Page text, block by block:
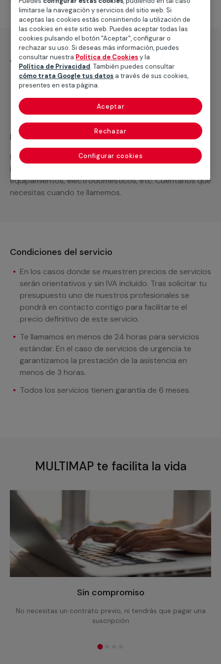
¿Qué incluye?
Desplazamiento
Recuerda que en MULTIMAP
Podemos ofrecer cualquier servicio a medida
incluyendo todo lo que necesites: materiales,
equipamientos, electrodomésticos, etc. Cuéntanos que
necesitas cuando te llamemos.
Condiciones del servicio
En los casos donde se muestren precios de servicios
serán orientativos y sin IVA incluido. Tras solicitar tu
presupuesto uno de nuestros profesionales se
pondrá en contacto contigo para facilitarte el
precio definitivo de este servicio.
Te llamamos en menos de 24 horas para servicios
estándar. En el caso de servicios de urgencia te
garantizamos la prestación de la asistencia en
menos de 3 horas.
Todos los servicios tienen garantía de 6 meses.
MULTIMAP te facilita la vida
Sin compromiso
No necesitas un contrato previo, ni tendrás que pagar una
suscripción
limitarse la navegación y servicios del sitio web. Si
aceptas las cookies estás consintiendo la utilización de
las cookies en este sitio web. Puedes aceptar todas las
cookies pulsando el botón "Aceptar", configurar o
rechazar su uso. Si deseas más información, puedes
consultar nuestra Política de Cookiesy la
Política de Privacidad. También puedes consultar
cómo trata Google tus datos a través de sus cookies,
presentes en esta página.
Configurar cookies
Rechazar
Aceptar